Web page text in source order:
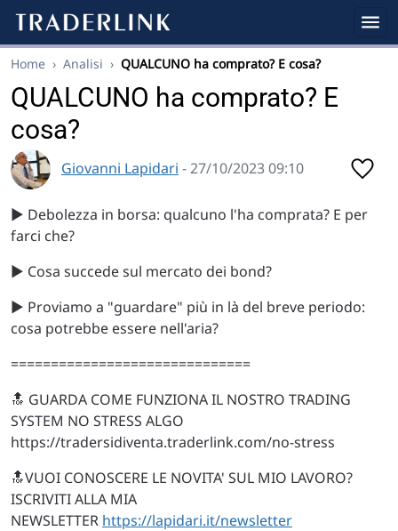
Home › Analisi › QUALCUNO ha comprato? E cosa?
QUALCUNO ha comprato? E
cosa?
Giovanni Lapidari - 27/10/2023 09:10
▶️ Debolezza in borsa: qualcuno l'ha comprata? E per
farci che?
▶️ Cosa succede sul mercato dei bond?
▶️ Proviamo a "guardare" più in là del breve periodo:
cosa potrebbe essere nell'aria?
==============================
🔝 GUARDA COME FUNZIONA IL NOSTRO TRADING
SYSTEM NO STRESS ALGO
https://tradersidiventa.traderlink.com/no-stress
🔝VUOI CONOSCERE LE NOVITA' SUL MIO LAVORO?
ISCRIVITI ALLA MIA
NEWSLETTER https://lapidari.it/newsletter